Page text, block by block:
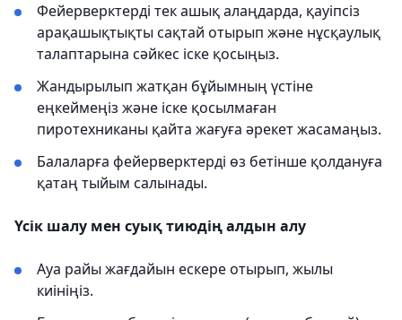
Фейерверктерді тек ашық алаңдарда, қауіпсіз
арақашықтықты сақтай отырып және нұсқаулық
талаптарына сәйкес іске қосыңыз.
Жандырылып жатқан бұйымның үстіне
еңкеймеңіз және іске қосылмаған
пиротехниканы қайта жағуға әрекет жасамаңыз.
Балаларға фейерверктерді өз бетінше қолдануға
қатаң тыйым салынады.
Үсік шалу мен суық тиюдің алдын алу
Ауа райы жағдайын ескере отырып, жылы
киініңіз.